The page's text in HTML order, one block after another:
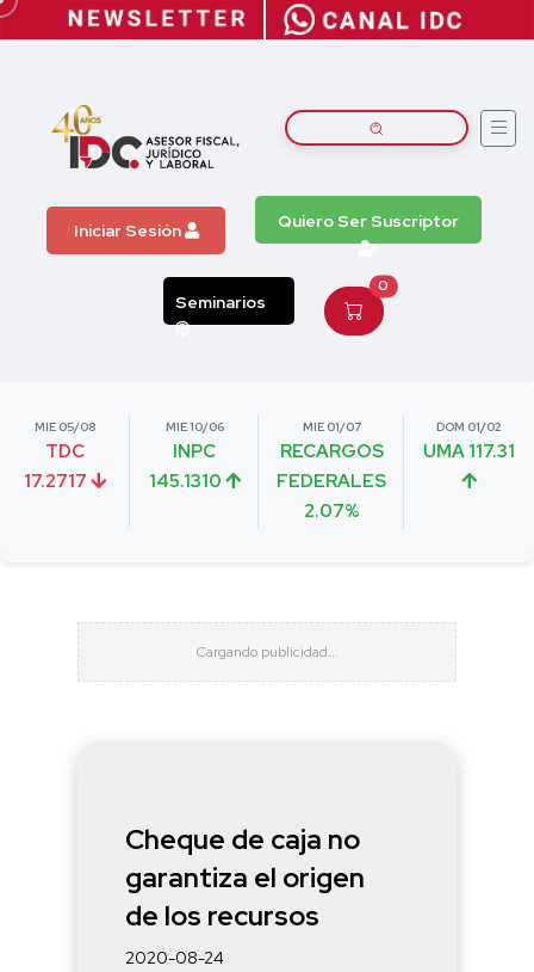
Iniciar Sesión Quiero Ser Suscriptor
Seminarios
0
MIE 05/08
TDC
17.2717
MIE 10/06
INPC
145.1310
MIE 01/07
RECARGOS
FEDERALES
2.07%
DOM 01/02
UMA 117.31
Cheque de caja no
garantiza el origen
de los recursos
2020-08-24